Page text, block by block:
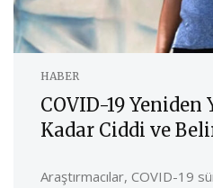
HABER
COVID-19 Yeniden
Kadar Ciddi ve
Araştırmacılar, COVID-19